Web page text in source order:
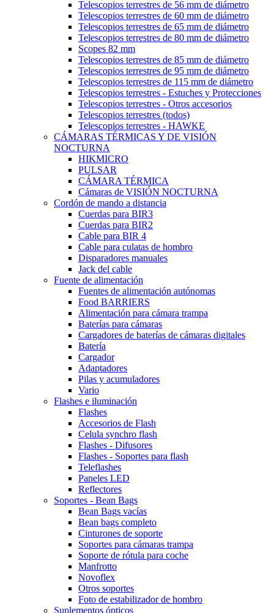
Telescopios terrestres de 56 mm de diámetro
Telescopios terrestres de 60 mm de diámetro
Telescopios terrestres de 65 mm de diámetro
Telescopios terrestres de 80 mm de diámetro
Scopes 82 mm
Telescopios terrestres de 85 mm de diámetro
Telescopios terrestres de 95 mm de diámetro
Telescopios terrestres de 115 mm de diámetro
Telescopios terrestres - Estuches y Protecciones
Telescopios terrestres - Otros accesorios
Telescopios terrestres (todos)
Telescopios terrestres - HAWKE
CÁMARAS TÉRMICAS Y DE VISIÓN
NOCTURNA
HIKMICRO
PULSAR
CÁMARA TÉRMICA
Cámaras de VISIÓN NOCTURNA
Cordón de mando a distancia
Cuerdas para BIR3
Cuerdas para BIR2
Cable para BIR 4
Cable para culatas de hombro
Disparadores manuales
Jack del cable
Fuente de alimentación
Fuentes de alimentación autónomas
Food BARRIERS
Alimentación para cámara trampa
Baterías para cámaras
Cargadores de baterías de cámaras digitales
Batería
Cargador
Adaptadores
Pilas y acumuladores
Vario
Flashes e iluminación
Flashes
Accesorios de Flash
Celula synchro flash
Flashes - Difusores
Flashes - Soportes para flash
Teleflashes
Paneles LED
Reflectores
Soportes - Bean Bags
Bean Bags vacías
Bean bags completo
Cinturones de soporte
Soportes para cámaras trampa
Soporte de rótula para coche
Manfrotto
Novoflex
Otros soportes
Foto de estabilizador de hombro
Suplementos ópticos